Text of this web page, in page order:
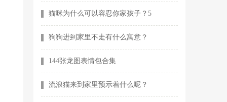
猫咪为什么可以容忍你家孩子？5
狗狗进到家里不走有什么寓意？
144张龙图表情包合集
流浪猫来到家里预示着什么呢？